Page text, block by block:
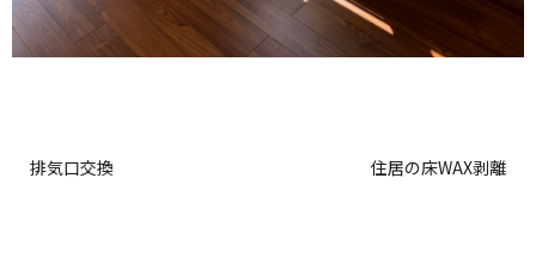
排気口交換 住居の床WAX剥離